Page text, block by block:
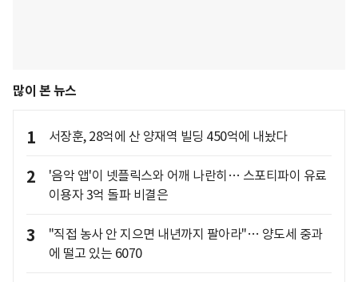
많이 본 뉴스
1 서장훈, 28억에 산 양재역 빌딩 450억에 내놨다
2
'음악 앱'이 넷플릭스와 어깨 나란히… 스포티파이 유료
이용자 3억 돌파 비결은
3
"직접 농사 안 지으면 내년까지 팔아라"… 양도세 중과
에 떨고 있는 6070